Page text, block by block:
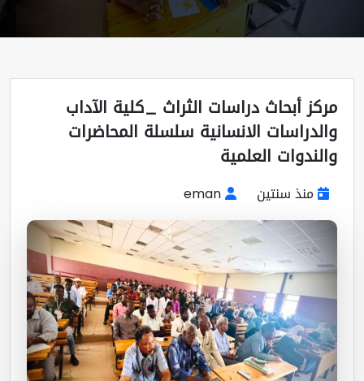
أبحاث دراسات الثراث _كلية الآداب
الانسانية سلسلة المحاضرات
العلمية
منذ سنتين eman